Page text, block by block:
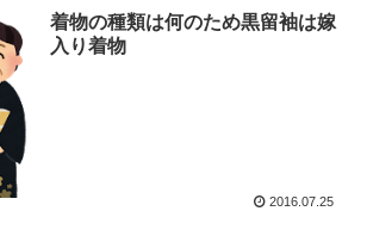
着物の種類は何のため黒留袖は嫁
入り着物
2016.07.25